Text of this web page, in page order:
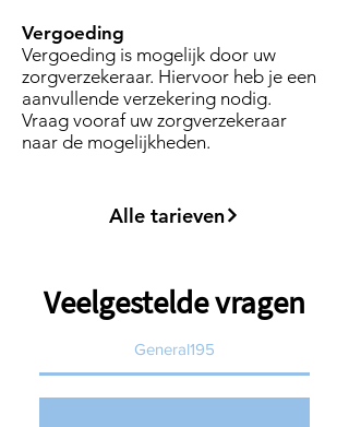
Vergoeding
Vergoeding is mogelijk door uw
zorgverzekeraar. Hiervoor heb je een
aanvullende verzekering nodig.
Vraag vooraf uw zorgverzekeraar
naar de mogelijkheden.
Alle tarieven
Veelgestelde vragen
General195